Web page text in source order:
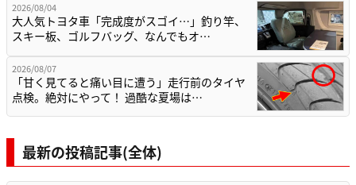
2026/08/04
大人気トヨタ車「完成度がスゴイ…」釣り竿、
スキー板、ゴルフバッグ、なんでもオ…
2026/08/07
「甘く見てると痛い目に遭う」走行前のタイヤ
点検。絶対にやって！ 過酷な夏場は…
最新の投稿記事(全体)